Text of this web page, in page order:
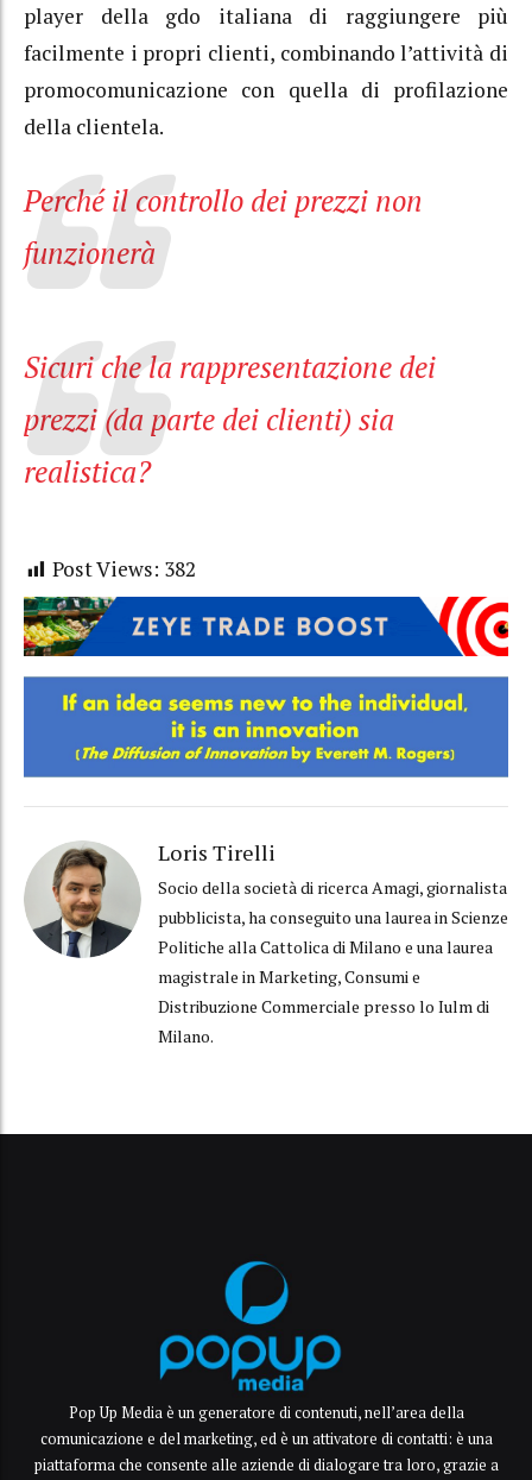
player della gdo italiana di raggiungere più
facilmente i propri clienti, combinando l’attività di
promocomunicazione con quella di profilazione
della clientela.
Perché il controllo dei prezzi non
funzionerà
Sicuri che la rappresentazione dei
prezzi (da parte dei clienti) sia
realistica?
Post Views: 382
Loris Tirelli
Socio della società di ricerca Amagi, giornalista
pubblicista, ha conseguito una laurea in Scienze
Politiche alla Cattolica di Milano e una laurea
magistrale in Marketing, Consumi e
Distribuzione Commerciale presso lo Iulm di
Milano.
Pop Up Media è un generatore di contenuti, nell’area della
comunicazione e del marketing, ed è un attivatore di contatti: è una
piattaforma che consente alle aziende di dialogare tra loro, grazie a